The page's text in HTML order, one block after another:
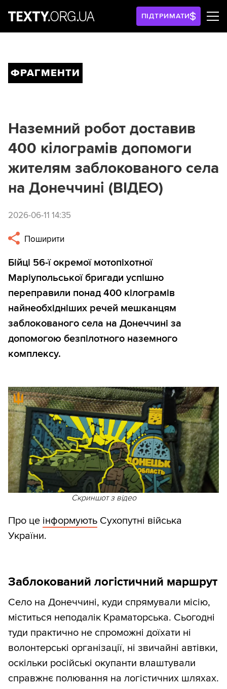
ПІДТРИМАТИ
ФРАГМЕНТИ
Наземний робот доставив
400 кілограмів допомоги
жителям заблокованого села
на Донеччині (ВІДЕО)
2026-06-11 14:35
Поширити
Бійці 56-ї окремої мотопіхотної
Маріупольської бригади успішно
переправили понад 400 кілограмів
найнеобхідніших речей мешканцям
заблокованого села на Донеччині за
допомогою безпілотного наземного
комплексу.
Скриншот з відео
Про це інформують Сухопутні війська
України.
Заблокований логістичний маршрут
Село на Донеччині, куди спрямували місію,
міститься неподалік Краматорська. Сьогодні
туди практично не спроможні доїхати ні
волонтерські організації, ні звичайні автівки,
оскільки російські окупанти влаштували
справжнє полювання на логістичних шляхах.